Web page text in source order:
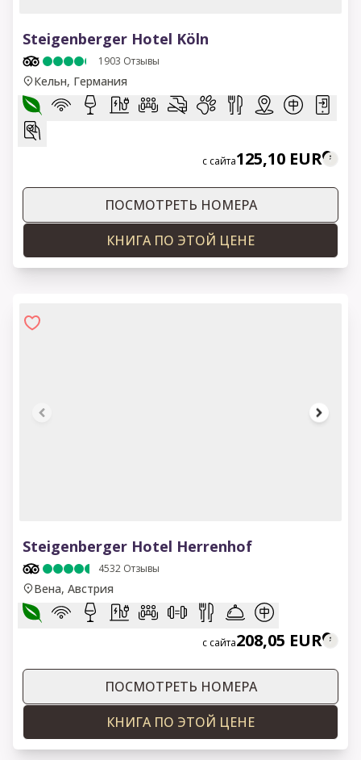
Steigenberger Hotel Köln
1903 Отзывы
Кельн, Германия
с сайта125,10 EUR
ПОСМОТРЕТЬ НОМЕРА
КНИГА ПО ЭТОЙ ЦЕНЕ
Steigenberger Hotel Herrenhof
4532 Отзывы
Вена, Австрия
с сайта208,05 EUR
ПОСМОТРЕТЬ НОМЕРА
КНИГА ПО ЭТОЙ ЦЕНЕ